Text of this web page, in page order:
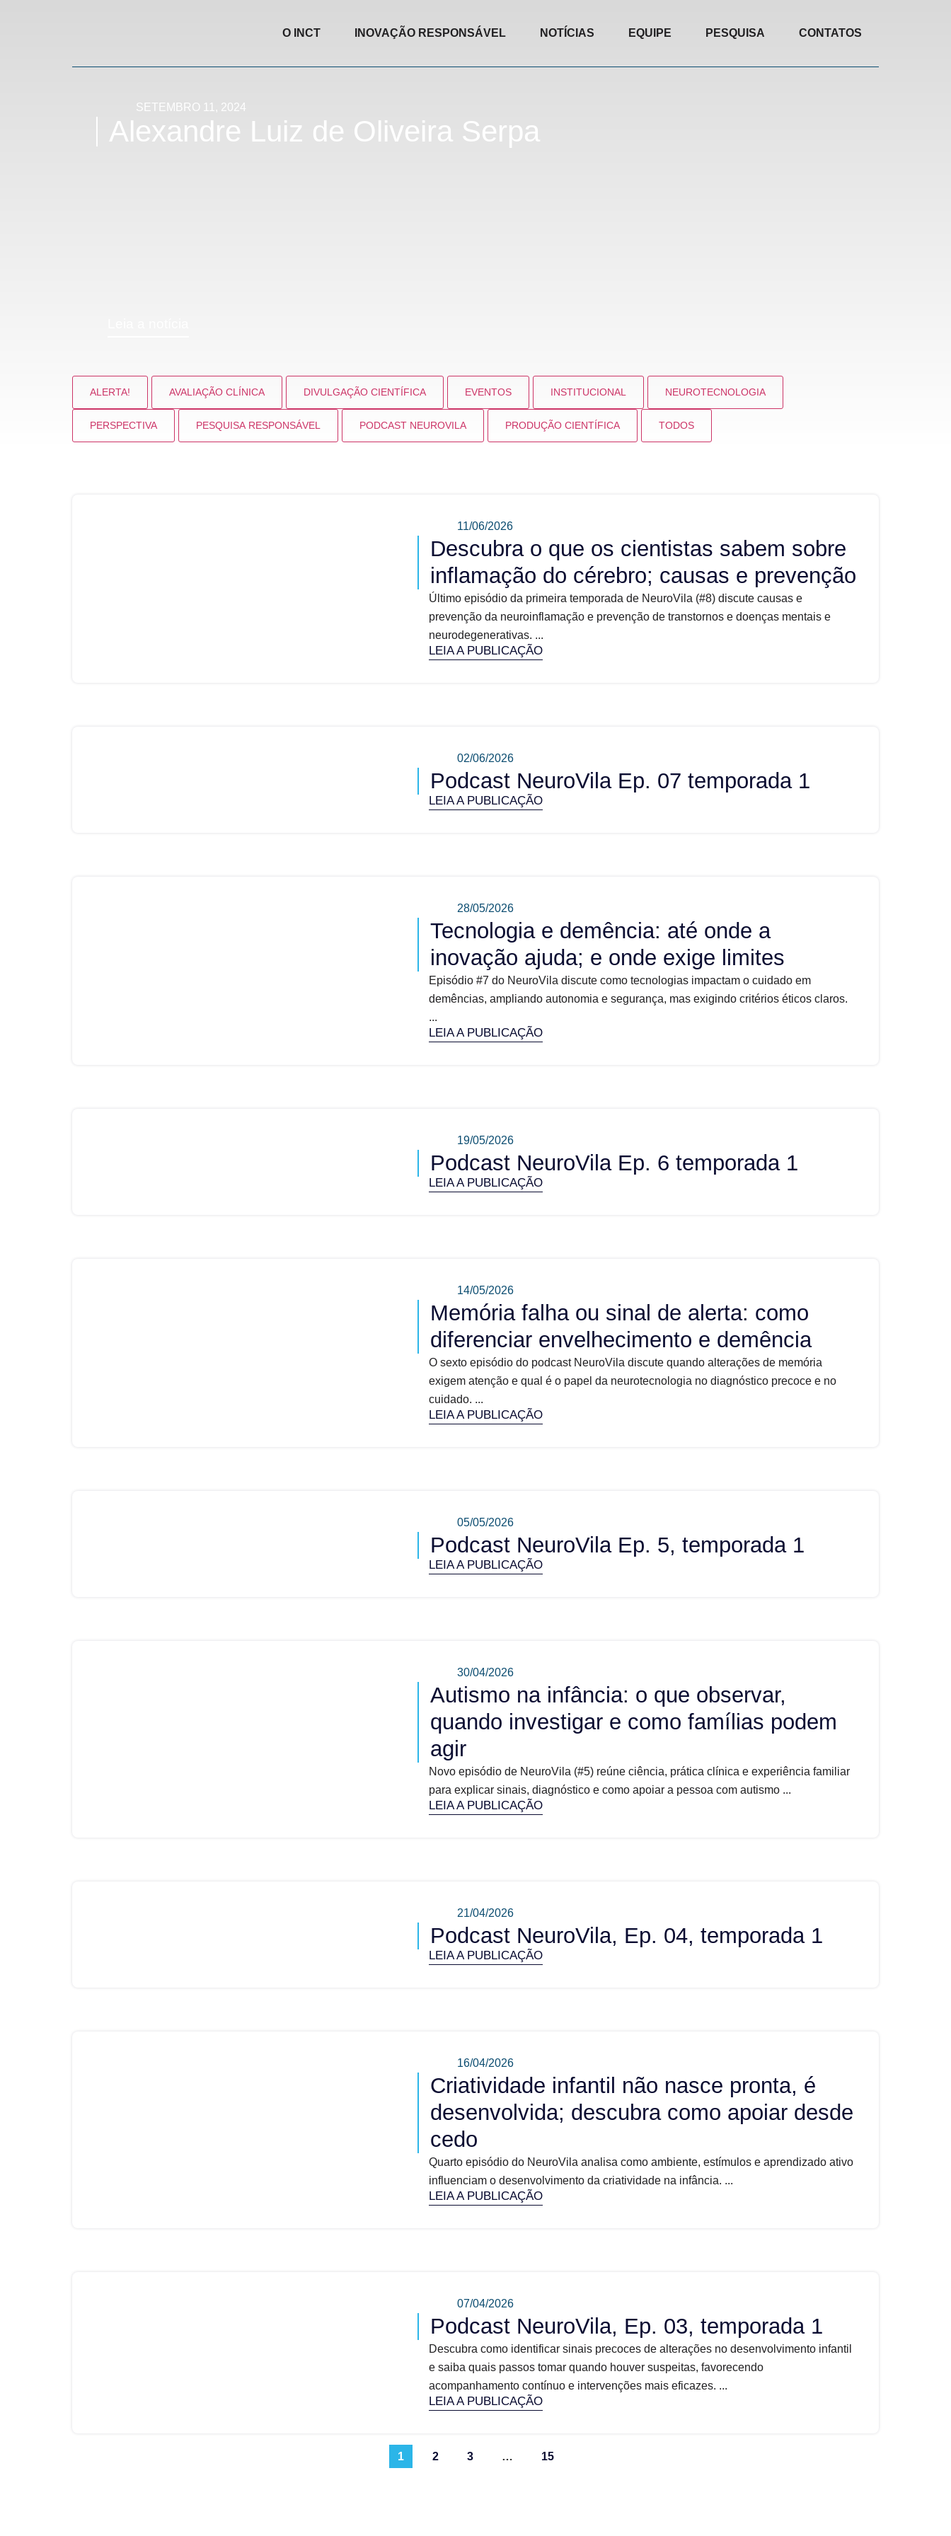
O INCT INOVAÇÃO RESPONSÁVEL NOTÍCIAS EQUIPE PESQUISA CONTATOS
SETEMBRO 11, 2024
Alexandre Luiz de Oliveira Serpa
ALERTA! AVALIAÇÃO CLÍNICA DIVULGAÇÃO CIENTÍFICA EVENTOS INSTITUCIONAL NEUROTECNOLOGIA
PERSPECTIVA PESQUISA RESPONSÁVEL PODCAST NEUROVILA PRODUÇÃO CIENTÍFICA TODOS
11/06/2026
Descubra o que os cientistas sabem sobre
inflamação do cérebro; causas e prevenção
Último episódio da primeira temporada de NeuroVila (#8) discute causas e
prevenção da neuroinflamação e prevenção de transtornos e doenças mentais e
neurodegenerativas. ...
LEIA A PUBLICAÇÃO
02/06/2026
Podcast NeuroVila Ep. 07 temporada 1
LEIA A PUBLICAÇÃO
28/05/2026
Tecnologia e demência: até onde a
inovação ajuda; e onde exige limites
Episódio #7 do NeuroVila discute como tecnologias impactam o cuidado em
demências, ampliando autonomia e segurança, mas exigindo critérios éticos claros.
...
LEIA A PUBLICAÇÃO
19/05/2026
Podcast NeuroVila Ep. 6 temporada 1
LEIA A PUBLICAÇÃO
14/05/2026
Memória falha ou sinal de alerta: como
diferenciar envelhecimento e demência
O sexto episódio do podcast NeuroVila discute quando alterações de memória
exigem atenção e qual é o papel da neurotecnologia no diagnóstico precoce e no
cuidado. ...
LEIA A PUBLICAÇÃO
05/05/2026
Podcast NeuroVila Ep. 5, temporada 1
LEIA A PUBLICAÇÃO
30/04/2026
Autismo na infância: o que observar,
quando investigar e como famílias podem
agir
Novo episódio de NeuroVila (#5) reúne ciência, prática clínica e experiência familiar
para explicar sinais, diagnóstico e como apoiar a pessoa com autismo ...
LEIA A PUBLICAÇÃO
21/04/2026
Podcast NeuroVila, Ep. 04, temporada 1
LEIA A PUBLICAÇÃO
16/04/2026
Criatividade infantil não nasce pronta, é
desenvolvida; descubra como apoiar desde
cedo
Quarto episódio do NeuroVila analisa como ambiente, estímulos e aprendizado ativo
influenciam o desenvolvimento da criatividade na infância. ...
LEIA A PUBLICAÇÃO
07/04/2026
Podcast NeuroVila, Ep. 03, temporada 1
Descubra como identificar sinais precoces de alterações no desenvolvimento infantil
e saiba quais passos tomar quando houver suspeitas, favorecendo
acompanhamento contínuo e intervenções mais eficazes. ...
LEIA A PUBLICAÇÃO
1 2 3 … 15